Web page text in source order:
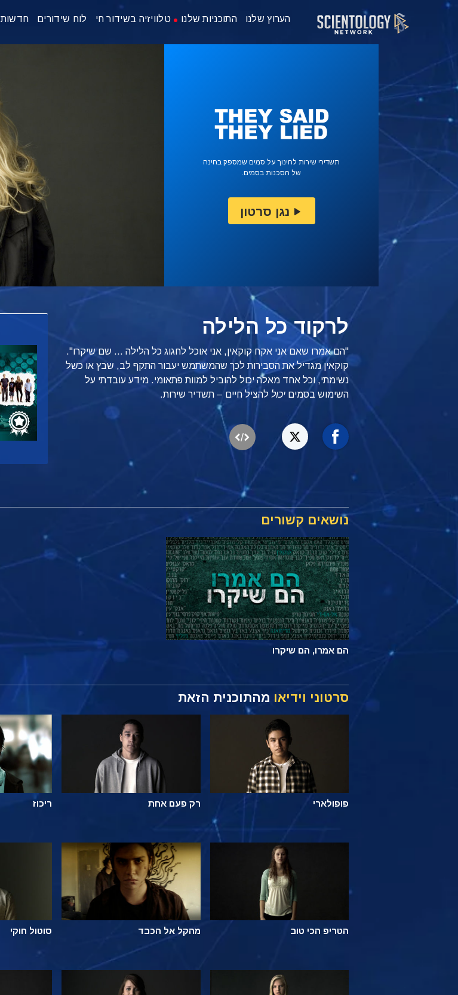
הערוץ שלנו התוכניות שלנו טלוויזיה בשידור חי לוח שידורים חדשות
תשדירי שירות לחינוך על סמים שמספק בחינה
של הסכנות בסמים.
נגן סרטון
לרקוד כל הלילה
"הם אמרו שאם אני אקח קוקאין, אני אוכל לחגוג כל הלילה ... שם שיקרו".
קוקאין מגדיל את הסבירות לכך שהמשתמש יעבור התקף לב, שבץ או כשל
נשימתי, וכל אחד מאלה יכול להוביל למוות פתאומי. מידע עובדתי על
השימוש בסמיםיכול להציל חיים – תשדיר שירות.
נושאים קשורים
הם אמרו, הם שיקרו
סרטוני וידיאו מהתוכנית הזאת
פופולארי רק פעם אחת ריכוז
הטריפ הכי טוב מהקל אל הכבד סוטול חוקי